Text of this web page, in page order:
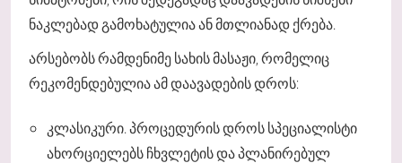
ნაკლებად გამოხატულია ან მთლიანად ქრება.
არსებობს რამდენიმე სახის მასაჟი, რომელიც
რეკომენდებულია ამ დაავადების დროს:
კლასიკური. პროცედურის დროს სპეციალისტი
ახორციელებს ჩხვლეტის და პლანირებულ